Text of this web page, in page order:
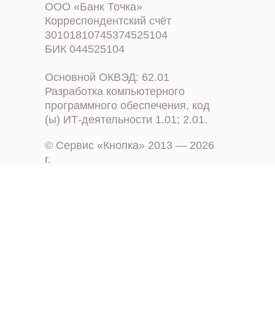
Основной ОКВЭД: 62.01
Разработка компьютерного
программного обеспечения, код
(ы) ИТ-деятельности 1.01; 2.01.
ООО «Банк Точка»
Корреспондентский счёт
30101810745374525104
БИК 044525104
© Сервис «Кнопка» 2013 — 2026
г.